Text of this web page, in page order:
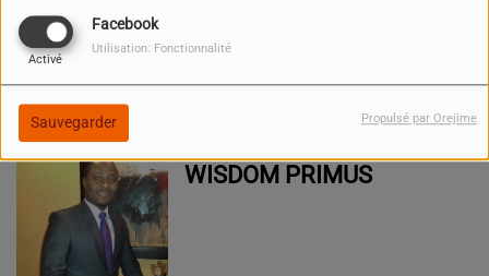
Facebook
Activé
Utilisation: Fonctionnalité
Sauvegarder Propulsé par Orejime
WISDOM PRIMUS